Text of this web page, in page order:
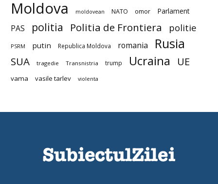
Moldova moldovean NATO omor Parlament
PAS politia Politia de Frontiera politie
PSRM putin Republica Moldova romania Rusia
SUA tragedie Transnistria trump Ucraina UE
vama vasile tarlev violenta